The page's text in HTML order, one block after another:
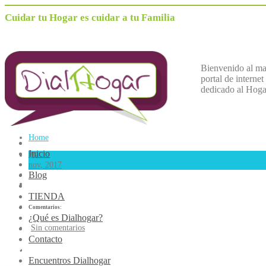
Cuidar tu Hogar es cuidar a tu Familia
Bienvenido al
portal de internet
dedicado al H
Inicio
Blog
TIENDA
¿Qué es Dialhogar?
Contacto
Encuentros Dialhogar
Home
26
nov, 2017
Comentarios:
Sin comentarios
CREAfest